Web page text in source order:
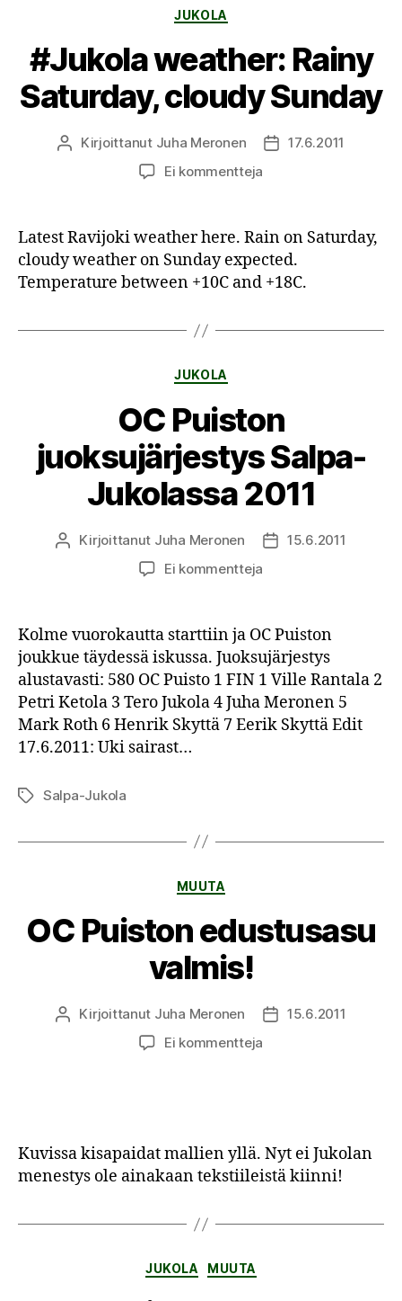
Kategoriat
JUKOLA
#Jukola weather: Rainy
Saturday, cloudy Sunday
Kirjoittaja
Kirjoittanut Juha Meronen Julkaisupäivämäärä
17.6.2011
Ei kommentteja
Rainy
Saturday,
cloudy
Sunday
Latest Ravijoki weather here. Rain on Saturday,
cloudy weather on Sunday expected.
Temperature between +10C and +18C.
Kategoriat
JUKOLA
OC Puiston
juoksujärjestys Salpa-
Jukolassa 2011
Kirjoittaja
Kirjoittanut Juha Meronen Julkaisupäivämäärä
15.6.2011
Ei kommentteja
juoksujärjestys
Salpa-
Jukolassa
2011
Kolme vuorokautta starttiin ja OC Puiston
joukkue täydessä iskussa. Juoksujärjestys
alustavasti: 580 OC Puisto 1 FIN 1 Ville Rantala 2
Petri Ketola 3 Tero Jukola 4 Juha Meronen 5
Mark Roth 6 Henrik Skyttä 7 Eerik Skyttä Edit
17.6.2011: Uki sairast…
Avainsanat
Salpa-Jukola
Kategoriat
MUUTA
OC Puiston edustusasu
valmis!
Kirjoittaja
Kirjoittanut Juha Meronen Julkaisupäivämäärä
15.6.2011
Ei kommentteja
Kuvissa kisapaidat mallien yllä. Nyt ei Jukolan
menestys ole ainakaan tekstiileistä kiinni!
Kategoriat
JUKOLA MUUTA